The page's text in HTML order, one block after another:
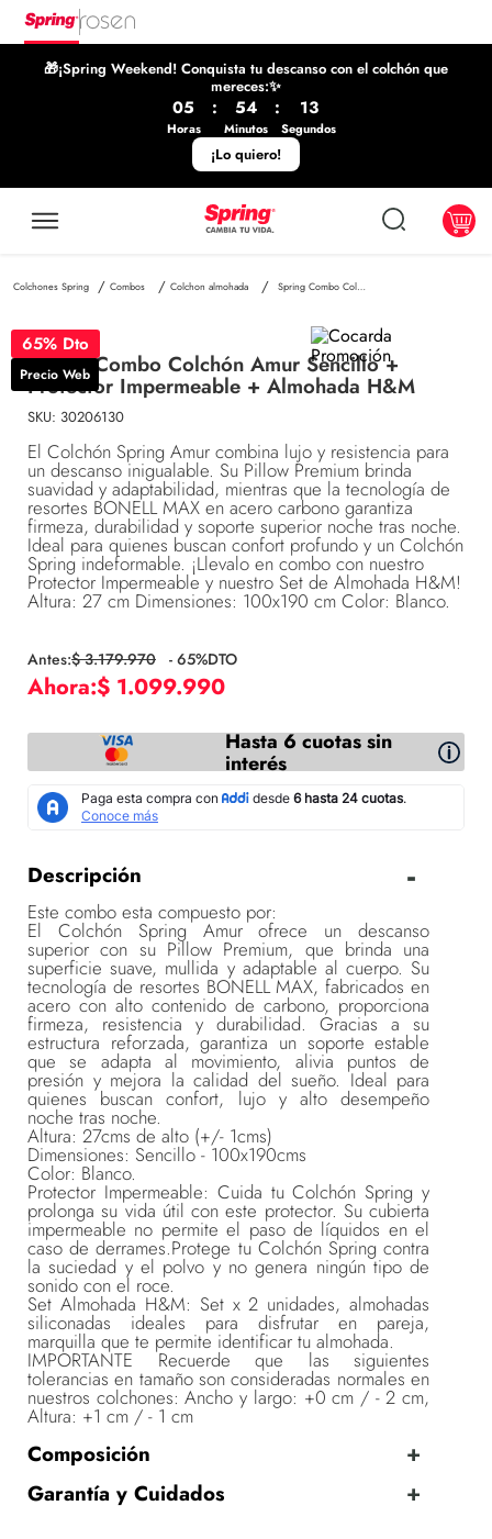
🎁¡Spring Weekend! Conquista tu descanso con el colchón que
mereces:✨
05
Horas
: 54
Minutos
: 12
Segundos
¡Lo quiero!
Combos Colchon almohada Spring Combo Colchón Amur Sencillo + Protector Impermeable + Almohada H&M
65% Dto
Precio Web
Spring Combo Colchón Amur Sencillo +
Protector Impermeable + Almohada H&M
SKU: 30206130
El Colchón Spring Amur combina lujo y resistencia para
un descanso inigualable. Su Pillow Premium brinda
suavidad y adaptabilidad, mientras que la tecnología de
resortes BONELL MAX en acero carbono garantiza
firmeza, durabilidad y soporte superior noche tras noche.
Ideal para quienes buscan confort profundo y un Colchón
Spring indeformable. ¡Llevalo en combo con nuestro
Protector Impermeable y nuestro Set de Almohada H&M!
Altura: 27 cm Dimensiones: 100x190 cm Color: Blanco.
$ 3.179.970 - 65%DTO
$ 1.099.990
Hasta 6 cuotas sin
interés
Descripción
Este combo esta compuesto por:
El Colchón Spring Amur ofrece un descanso
superior con su Pillow Premium, que brinda una
superficie suave, mullida y adaptable al cuerpo. Su
tecnología de resortes BONELL MAX, fabricados en
acero con alto contenido de carbono, proporciona
firmeza, resistencia y durabilidad. Gracias a su
estructura reforzada, garantiza un soporte estable
que se adapta al movimiento, alivia puntos de
presión y mejora la calidad del sueño. Ideal para
quienes buscan confort, lujo y alto desempeño
noche tras noche.
Altura: 27cms de alto (+/- 1cms)
Dimensiones: Sencillo - 100x190cms
Color: Blanco.
Protector Impermeable: Cuida tu Colchón Spring y
prolonga su vida útil con este protector. Su cubierta
impermeable no permite el paso de líquidos en el
caso de derrames.Protege tu Colchón Spring contra
la suciedad y el polvo y no genera ningún tipo de
sonido con el roce.
Set Almohada H&M: Set x 2 unidades, almohadas
siliconadas ideales para disfrutar en pareja,
marquilla que te permite identificar tu almohada.
IMPORTANTE Recuerde que las siguientes
tolerancias en tamaño son consideradas normales en
nuestros colchones: Ancho y largo: +0 cm / - 2 cm,
Altura: +1 cm / - 1 cm
Composición
Garantía y Cuidados